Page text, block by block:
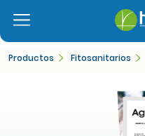
Productos Fitosanitarios